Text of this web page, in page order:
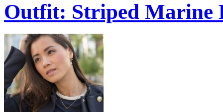
Outfit: Striped Marine